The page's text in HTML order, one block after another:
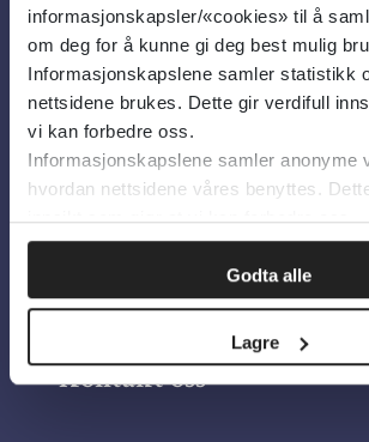
informasjonskapsler/«cookies» til å
om deg for å kunne gi deg best mulig
Informasjonskapslene samler statistikk
nettsidene brukes. Dette gir verdifull
vi kan forbedre oss.
Informasjonskapslene samler anonyme
hvordan nettsidene våres benyttes.
innsikt som gjør at vi kan forbedre oss.
Godta alle
Lagre
Om oss
Om Helsebiblioteket
Personvern og
Tilgjengelighetserklæring
Information in English
Bilder fra Colourbox.com
Kontakt oss